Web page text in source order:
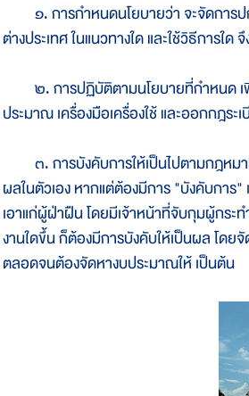
๑. การกำหนดนโยบายว่า จะจัดการปก
ต่างประเทศ ในแนวทางใด และใช้วิธีการใด
๒. การปฏิบัติตามนโยบายที่กำหนด เพื่
ประมาณ เครื่องมือเครื่องใช้ และออกกฎร
๓. การบังคับการให้เป็นไปตามกฎหมา
ผลในตัวเอง หากแต่ต้องมีการ "บังคับกา
เอาแก่ผู้ฝ่าฝืน โดยมีเจ้าหน้าที่จับกุมผู้กร
งานใดขึ้น ก็ต้องมีการบังคับให้เป็นผล โดย
ตลอดจนต้องจัดหางบประมาณให้ เป็นต้น